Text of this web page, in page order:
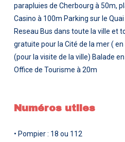
parapluies de Cherbourg à 50m,
Casino à 100m Parking sur le
Reseau Bus dans toute la ville et
gratuite pour la Cité de la mer (
(pour la visite de la ville) Balade
Office de Tourisme à 20m
Numéros utiles
• Pompier : 18 ou 112